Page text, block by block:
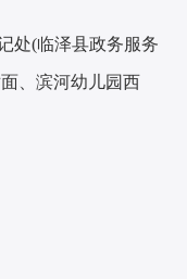
处(临泽县政务服务
、滨河幼儿园西